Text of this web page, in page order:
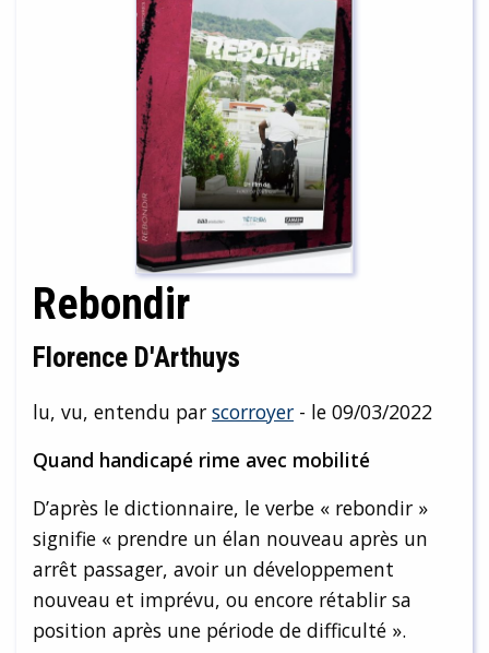
Rebondir
Florence D'Arthuys
lu, vu, entendu par scorroyer - le 09/03/2022
Quand handicapé rime avec mobilité
D’après le dictionnaire, le verbe « rebondir »
signifie « prendre un élan nouveau après un
arrêt passager, avoir un développement
nouveau et imprévu, ou encore rétablir sa
position après une période de difficulté ».